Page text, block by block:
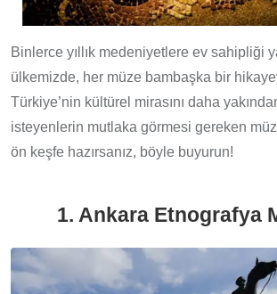
Binlerce yıllık medeniyetlere ev sahipliği
ülkemizde, her müze bambaşka bir
Türkiye’nin kültürel mirasını daha
isteyenlerin mutlaka görmesi gereken
ön keşfe hazırsanız, böyle buyurun!
1. Ankara Etnografya